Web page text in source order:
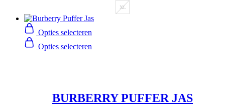
XL
Opties selecteren
Opties selecteren
BURBERRY PUFFER JAS